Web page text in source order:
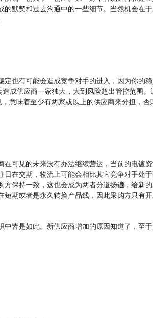
默契和过去沟通中的一些细节。当然机会在
也有可能会造成竞争对手的进入，因为你的
成供应商一家独大，大到风险超出管控范围
意味着至少有两家或以上的供应商来分担，
可见的未来没有办法继续营运，当前的电镀
在交期，物流上可能会相比其它竞争对手
方保持一致，这也会成为两者分道扬镳，给
期或者是永久转换产品线，因此采购方只有
皆是如此。新供应商增加的原因知道了，至